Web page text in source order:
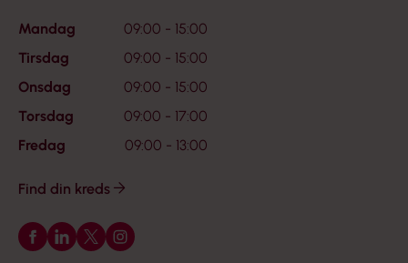
Mandag
09:00 - 15:00
Tirsdag
09:00 - 15:00
Onsdag
09:00 - 15:00
Torsdag
09:00 - 17:00
Fredag
09:00 - 13:00
Find din kreds
Følg os på Facebook
Følg os på LinkedIn
Følg os på X
Følg os på Instagram